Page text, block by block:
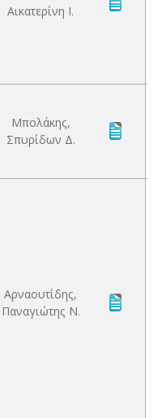
Αικατερίνη Ι.
Μπολάκης,
Σπυρίδων Δ.
Αρναουτίδης,
Παναγιώτης Ν.